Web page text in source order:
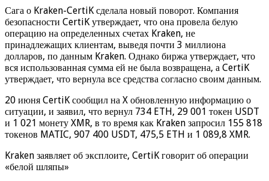
Сага о Kraken-CertiK сделала новый поворот. Компания
безопасности CertiK утверждает, что она провела белую
операцию на определенных счетах Kraken, не
принадлежащих клиентам, выведя почти 3 миллиона
долларов, по данным Kraken. Однако биржа утверждает, что
вся использованная сумма ей не была возвращена, а CertiK
утверждает, что вернула все средства согласно своим данным.
20 июня CertiK сообщил на X обновленную информацию о
ситуации, и заявил, что вернул 734 ETH, 29 001 токен USDT
и 1 021 монету XMR, в то время как Kraken запросил 155 818
токенов MATIC, 907 400 USDT, 475,5 ETH и 1 089,8 XMR.
Kraken заявляет об эксплоите, CertiK говорит об операции
«белой шляпы»